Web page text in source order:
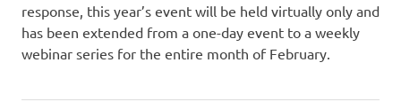
response, this year’s event will be held virtually only and
has been extended from a one-day event to a weekly
webinar series for the entire month of February.